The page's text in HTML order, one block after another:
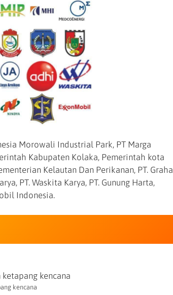
Morowali Industrial Park, PT Marga
Kabupaten Kolaka, Pemerintah kota
Kelautan Dan Perikanan, PT. Graha
PT. Waskita Karya, PT. Gunung Harta,
Indonesia.
kencana